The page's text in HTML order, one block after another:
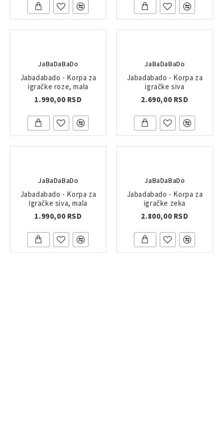
JaBaDaBaDo
Jabadabado - Korpa za
igračke roze, mala
1.990,00 RSD
JaBaDaBaDo
Jabadabado - Korpa za
igračke siva
2.690,00 RSD
JaBaDaBaDo
Jabadabado - Korpa za
igračke siva, mala
1.990,00 RSD
JaBaDaBaDo
Jabadabado - Korpa za
igračke zeka
2.800,00 RSD